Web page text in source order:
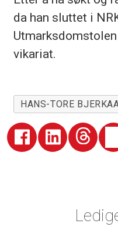
da han sluttet i
vikariat.
HANS-TORE